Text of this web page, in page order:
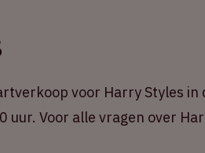
voor Harry Styles
uur. Voor alle vragen over